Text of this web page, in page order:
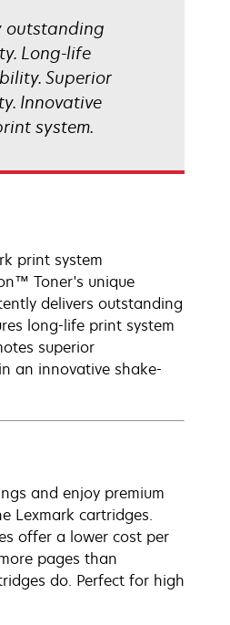
outstanding
Long-life
Superior
Innovative
system.
print system
Toner's unique
delivers outstanding
long-life print system
superior
an innovative shake-
and enjoy premium
Lexmark cartridges.
offer a lower cost per
pages than
do. Perfect for high